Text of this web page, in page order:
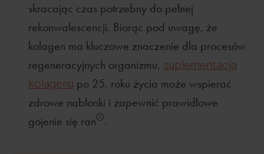
skracając czas potrzebny do pełnej
rekonwalescencji. Biorąc pod uwagę, że
kolagen ma kluczowe znaczenie dla procesów
regeneracyjnych organizmu, suplementacja
kolagenu po 25. roku życia może wspierać
zdrowe nabłonki i zapewnić prawidłowe
gojenie się ran
.